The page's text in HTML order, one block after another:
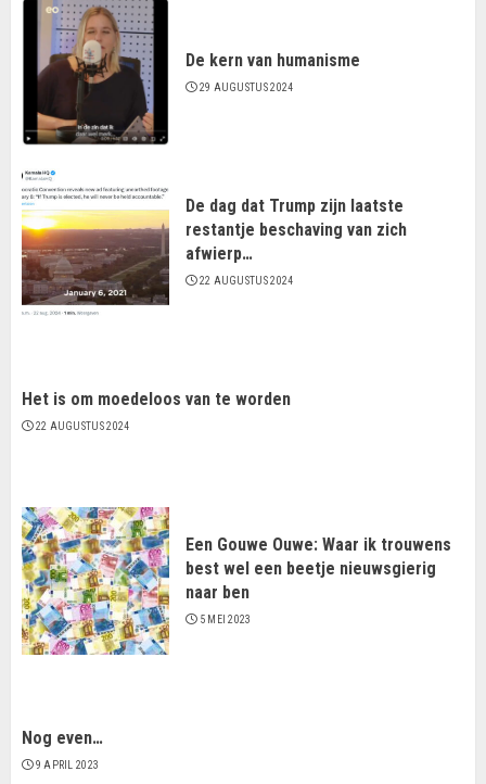
De kern van humanisme
29 AUGUSTUS 2024
De dag dat Trump zijn laatste
restantje beschaving van zich
afwierp…
22 AUGUSTUS 2024
Het is om moedeloos van te worden
22 AUGUSTUS 2024
Een Gouwe Ouwe: Waar ik trouwens
best wel een beetje nieuwsgierig
naar ben
5 MEI 2023
Nog even…
9 APRIL 2023